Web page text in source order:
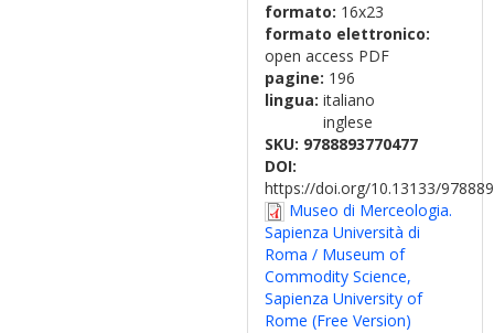
formato: 16x23
formato elettronico:
open access PDF
pagine: 196
lingua: italiano
inglese
SKU: 9788893770477
DOI:
https://doi.org/10.13133/
Museo di Merceologia.
Sapienza Università di
Roma / Museum of
Commodity Science,
Sapienza University of
Rome (Free Version)